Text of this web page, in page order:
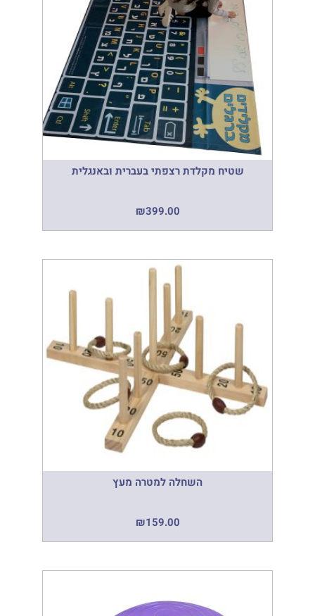
שטיח מקלדת רצפתי בעברית ובאנגלית
₪399.00
השחלה למטרה מעץ
₪159.00